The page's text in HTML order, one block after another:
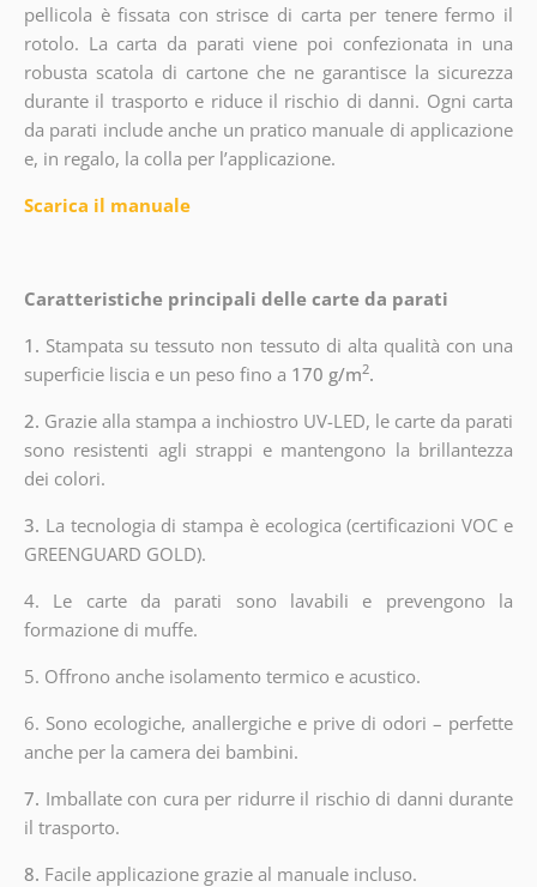
pellicola è fissata con strisce di carta per tenere fermo il
rotolo. La carta da parati viene poi confezionata in una
robusta scatola di cartone che ne garantisce la sicurezza
durante il trasporto e riduce il rischio di danni. Ogni carta
da parati include anche un pratico manuale di applicazione
e, in regalo, la colla per l’applicazione.
Scarica il manuale
Caratteristiche principali delle carte da parati
1. Stampata su tessuto non tessuto di alta qualità con una
superficie liscia e un peso fino a 170 g/m2.
2. Grazie alla stampa a inchiostro UV-LED, le carte da parati
sono resistenti agli strappi e mantengono la brillantezza
dei colori.
3. La tecnologia di stampa è ecologica (certificazioni VOC e
GREENGUARD GOLD).
4. Le carte da parati sono lavabili e prevengono la
formazione di muffe.
5. Offrono anche isolamento termico e acustico.
6. Sono ecologiche, anallergiche e prive di odori – perfette
anche per la camera dei bambini.
7. Imballate con cura per ridurre il rischio di danni durante
il trasporto.
8. Facile applicazione grazie al manuale incluso.